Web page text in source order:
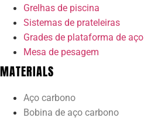
Grelhas de piscina
Sistemas de prateleiras
Grades de plataforma de aço
Mesa de pesagem
MATERIALS
Aço carbono
Bobina de aço carbono